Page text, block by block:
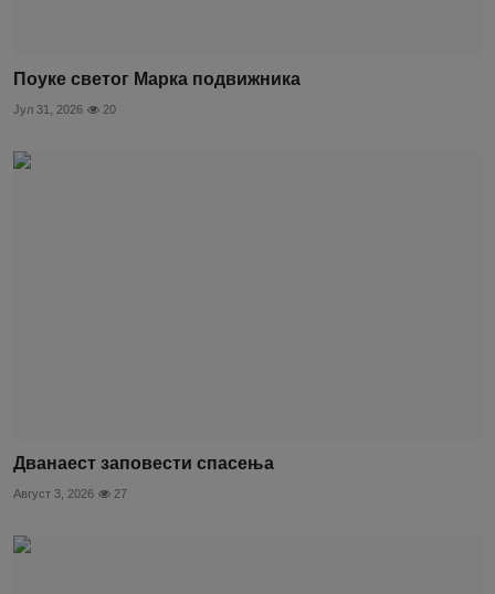
Поуке светог Марка подвижника
Јул 31, 2026 20
Дванаест заповести спасења
Август 3, 2026 27